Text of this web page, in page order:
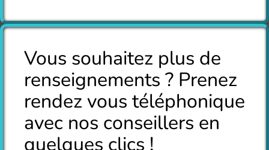
Vous souhaitez plus de
renseignements ? Prenez
rendez vous téléphonique
avec nos conseillers en
quelques clics !